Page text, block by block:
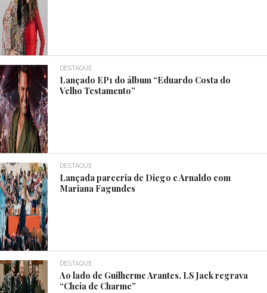
DESTAQUE
Lançado EP1 do álbum “Eduardo Costa do
Velho Testamento”
DESTAQUE
Lançada parceria de Diego e Arnaldo com
Mariana Fagundes
DESTAQUE
Ao lado de Guilherme Arantes, LS Jack regrava
“Cheia de Charme”